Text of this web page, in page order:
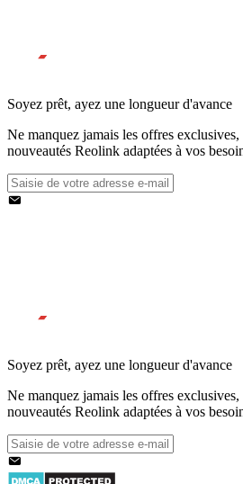
Soyez prêt, ayez une longueur d'avance
Ne manquez jamais les offres exclusives,
nouveautés Reolink adaptées à vos
Soyez prêt, ayez une longueur d'avance
Ne manquez jamais les offres exclusives,
nouveautés Reolink adaptées à vos